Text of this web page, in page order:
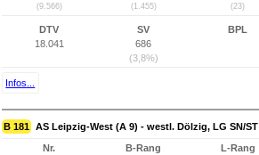
(9.566) (1.455) (23)
DTV
18.041
SV
686
(3,8%)
BPL
Infos...
B 181 AS Leipzig-West (A 9) - westl. Dölzig, LG SN/ST
Nr.
B-Rang
L-Rang